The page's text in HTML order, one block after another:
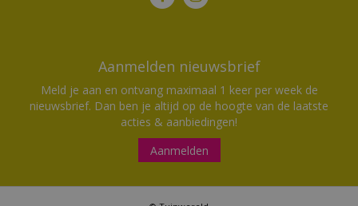
Aanmelden nieuwsbrief
Meld je aan en ontvang maximaal 1 keer per week de
nieuwsbrief. Dan ben je altijd op de hoogte van de laatste
acties & aanbiedingen!
Aanmelden